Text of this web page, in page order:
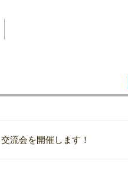
流会を開催します！